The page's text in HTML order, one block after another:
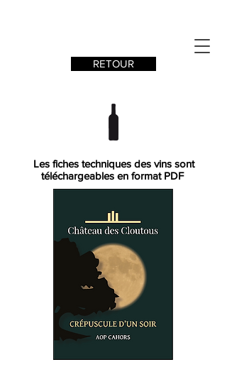
RETOUR
Les fiches techniques des vins sont
téléchargeablesen format PDF